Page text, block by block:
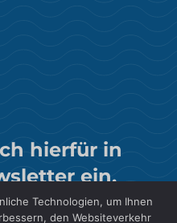
hierfür in
ein.
Technologien, um Ihnen
den Websiteverkehr